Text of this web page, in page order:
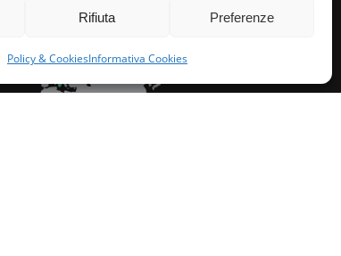
Rifiuta Preferenze
Policy & CookiesInformativa Cookies